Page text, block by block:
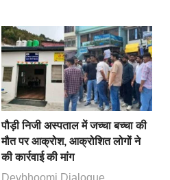
पौड़ी निजी अस्पताल में जच्चा बच्चा की
मौत पर आक्रोश, आक्रोशित लोगों ने
की कार्रवाई की मांग
Devbhoomi Dialogue